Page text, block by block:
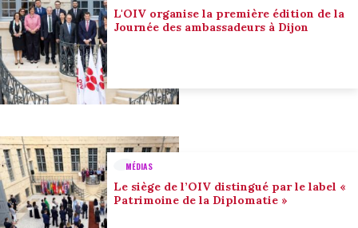
L'OIV organise la première édition de la
Journée des ambassadeurs à Dijon
MÉDIAS
Le siège de l’OIV distingué par le label «
Patrimoine de la Diplomatie »